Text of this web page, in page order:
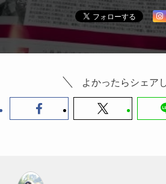
よかったらシェア